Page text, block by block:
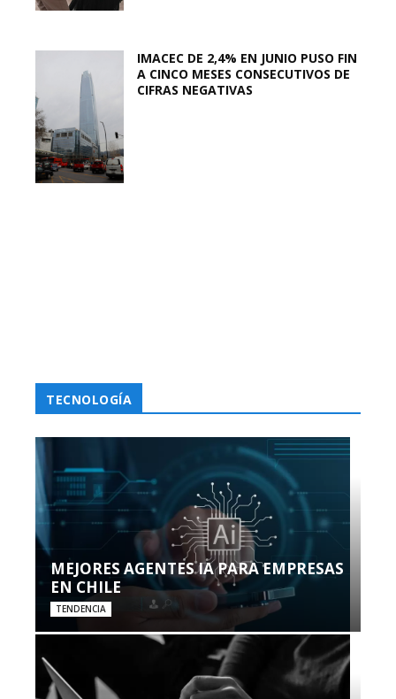
IMACEC DE 2,4% EN JUNIO PUSO FIN
A CINCO MESES CONSECUTIVOS DE
CIFRAS NEGATIVAS
TECNOLOGÍA
MEJORES AGENTES IA PARA EMPRESAS
EN CHILE
TENDENCIA